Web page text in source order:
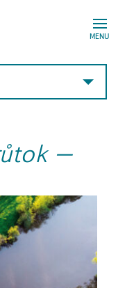
MENU